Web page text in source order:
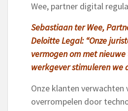
Wee, partner digital
Sebastiaan ter Wee,
Deloitte Legal: “Onze
vermogen om met
werkgever stimuleren we
Onze klanten
overrompelen door